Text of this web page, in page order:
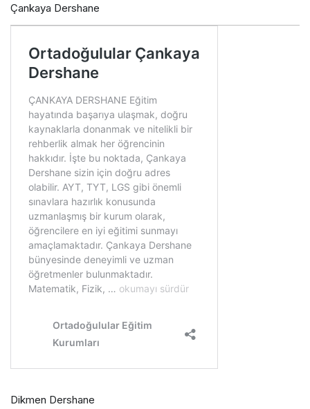
Çankaya Dershane
Dikmen Dershane